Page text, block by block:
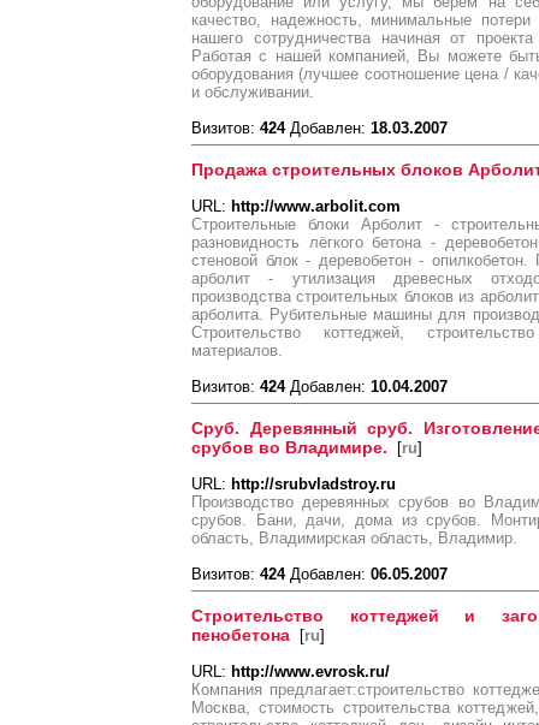
качество, надежность, минимальные
нашего сотрудничества начиная от
Работая с нашей компанией, Вы можете
оборудования (лучшее соотношение цена /
и обслуживании.
Визитов: 424Добавлен: 18.03.2007
Продажа строительных блоков
URL: http://www.arbolit.com
Строительные блоки Арболит -
разновидность лёгкого бетона -
стеновой блок - деревобетон - опилкобетон.
арболит - утилизация древесных
производства строительных блоков из
арболита. Рубительные машины для
Строительство коттеджей,
материалов.
Визитов: 424Добавлен: 10.04.2007
Сруб. Деревянный сруб.
срубов во Владимире. [ru]
URL: http://srubvladstroy.ru
Производство деревянных срубов во
срубов. Бани, дачи, дома из срубов.
область, Владимирская область, Владимир.
Визитов: 424Добавлен: 06.05.2007
Строительство коттеджей и
пенобетона [ru]
URL: http://www.evrosk.ru/
Компания предлагает:строительство
Москва, стоимость строительства